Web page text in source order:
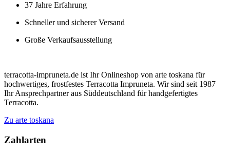
37 Jahre Erfahrung
Schneller und sicherer Versand
Große Verkaufsausstellung
terracotta-impruneta.de ist Ihr Onlineshop von arte toskana für
hochwertiges, frostfestes Terracotta Impruneta. Wir sind seit 1987
Ihr Ansprechpartner aus Süddeutschland für handgefertigtes
Terracotta.
Zu arte toskana
Zahlarten